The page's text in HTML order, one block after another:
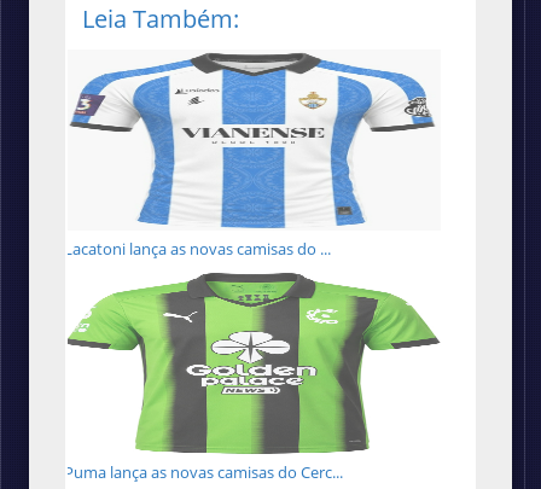
Leia Também:
Lacatoni lança as novas camisas do ...
Puma lança as novas camisas do Cerc...